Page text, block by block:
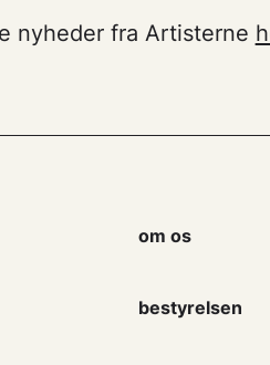
nyheder fra Artisterne
om os
bestyrelsen